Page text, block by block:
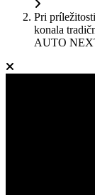
Pri
konala
AUTO